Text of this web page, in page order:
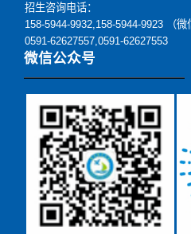
招生咨询电话：
158-5944-9932,158-5944-9923 （微
0591-62627557,0591-62627553
微信公众号